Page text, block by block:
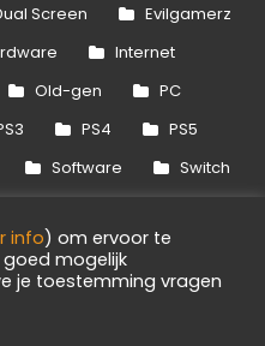
Screen
Evilgamerz
Internet
Old-gen
PC
PS4
PS5
Software
Switch
Xbox Series
info) om ervoor te
mogelijk
je toestemming vragen